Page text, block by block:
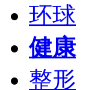
环球
健康
整形